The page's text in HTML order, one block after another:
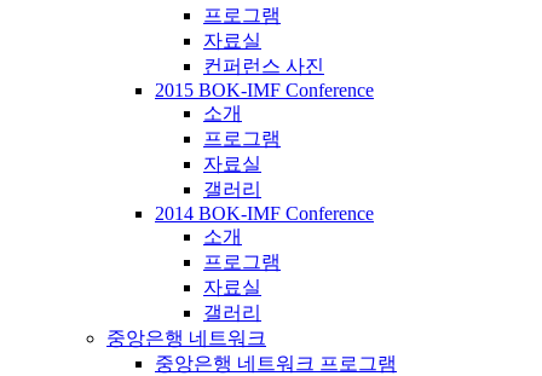
프로그램
자료실
컨퍼런스 사진
2015 BOK-IMF Conference
소개
프로그램
자료실
갤러리
2014 BOK-IMF Conference
소개
프로그램
자료실
갤러리
중앙은행 네트워크
중앙은행 네트워크 프로그램